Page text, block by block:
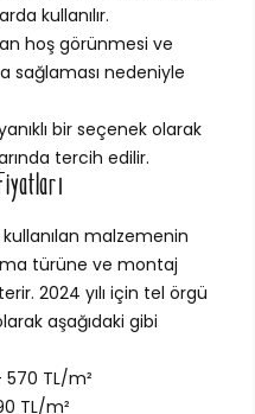
kullanılır.
hoş görünmesi ve
sağlaması nedeniyle
bir seçenek olarak
tercih edilir.
kullanılan malzemenin
türüne ve montaj
2024 yılı için tel örgü
aşağıdaki gibi
TL/m²
TL/m²